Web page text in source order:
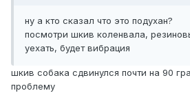
ну а кто сказал что это подухан?
посмотри шкив коленвала,
уехать, будет вибрация
шкив собака сдвинулся почти на 90
проблему